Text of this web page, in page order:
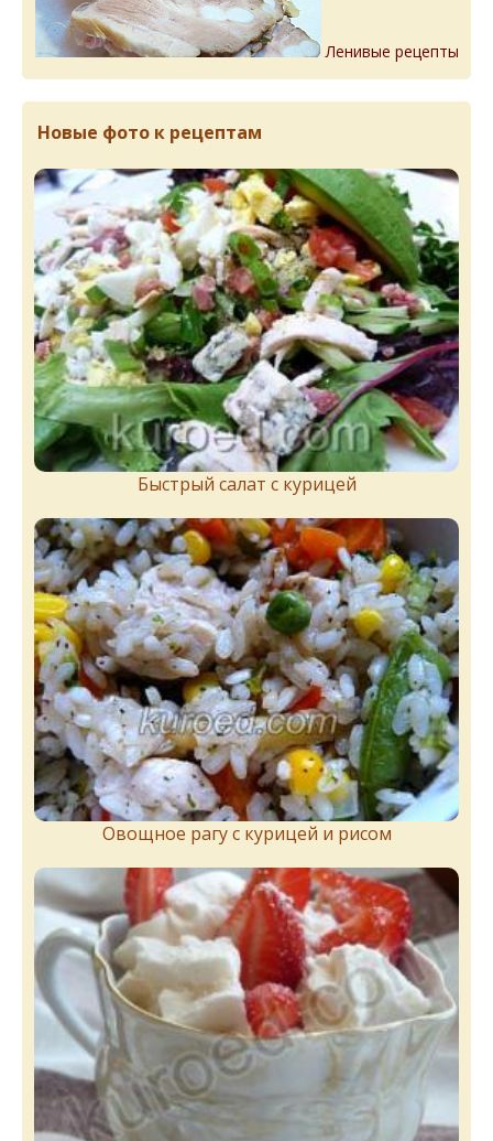
Ленивые рецепты
Новые фото к рецептам
Быстрый салат с курицей
Овощное рагу с курицей и рисом